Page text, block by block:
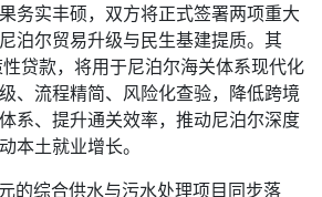
务实丰硕，双方将正式签署两项重大
泊尔贸易升级与民生基建提质。其
贷款，将用于尼泊尔海关体系现代化
、流程精简、风险化查验，降低跨境
系、提升通关效率，推动尼泊尔深度
本土就业增长。
的综合供水与污水处理项目同步落